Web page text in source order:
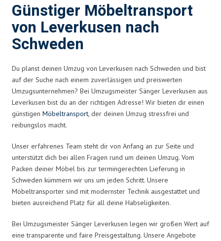
Günstiger Möbeltransport
von Leverkusen nach
Schweden
Du planst deinen Umzug von Leverkusen nach Schweden und bist
auf der Suche nach einem zuverlässigen und preiswerten
Umzugsunternehmen? Bei Umzugsmeister Sänger Leverkusen aus
Leverkusen bist du an der richtigen Adresse! Wir bieten dir einen
günstigen Möbeltransport, der deinen Umzug stressfrei und
reibungslos macht.
Unser erfahrenes Team steht dir von Anfang an zur Seite und
unterstützt dich bei allen Fragen rund um deinen Umzug. Vom
Packen deiner Möbel bis zur termingerechten Lieferung in
Schweden kümmern wir uns um jeden Schritt. Unsere
Möbeltransporter sind mit modernster Technik ausgestattet und
bieten ausreichend Platz für all deine Habseligkeiten.
Bei Umzugsmeister Sänger Leverkusen legen wir großen Wert auf
eine transparente und faire Preisgestaltung. Unsere Angebote